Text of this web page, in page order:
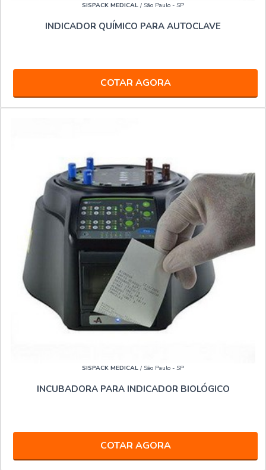
SISPACK MEDICAL / São Paulo - SP
INDICADOR QUÍMICO PARA AUTOCLAVE
COTAR AGORA
SISPACK MEDICAL / São Paulo - SP
INCUBADORA PARA INDICADOR BIOLÓGICO
COTAR AGORA